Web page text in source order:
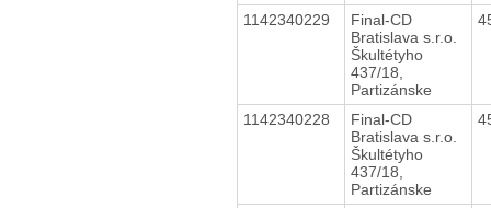
1142340229
Final-CD
Bratislava s.r.o.
Škultétyho
437/18,
Partizánske
1142340228
Final-CD
Bratislava s.r.o.
Škultétyho
437/18,
Partizánske